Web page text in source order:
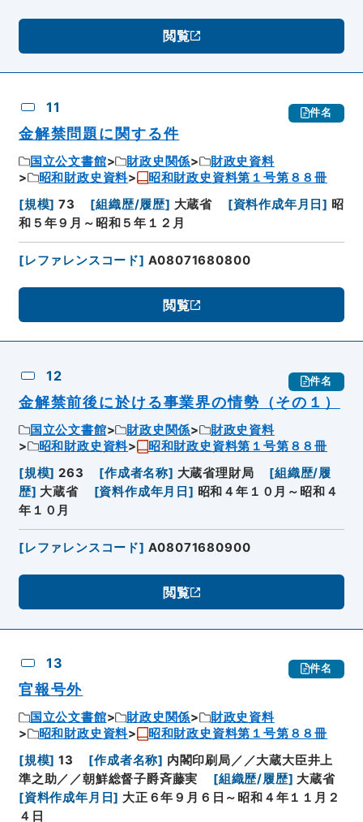
閲覧
11 件名
金解禁問題に関する件
国立公文書館 財政史関係
財政史資料
昭和財政史資料
昭和財政史資料第１号第８８冊
[規模] 73 [組織歴/履歴] 大蔵省 [資料作成年月日] 昭
和５年９月～昭和５年１２月
[レファレンスコード] A08071680800
閲覧
12 件名
金解禁前後に於ける事業界の情勢（その１）
国立公文書館 財政史関係
財政史資料
昭和財政史資料
昭和財政史資料第１号第８８冊
[規模] 263 [作成者名称] 大蔵省理財局 [組織歴/履
歴] 大蔵省 [資料作成年月日] 昭和４年１０月～昭和４
年１０月
[レファレンスコード] A08071680900
閲覧
13 件名
官報号外
国立公文書館 財政史関係
財政史資料
昭和財政史資料
昭和財政史資料第１号第８８冊
[規模] 13 [作成者名称] 内閣印刷局／／大蔵大臣井上
準之助／／朝鮮総督子爵斉藤実
[組織歴/履歴] 大蔵省
[資料作成年月日] 大正６年９月６日～昭和４年１１月２
４日